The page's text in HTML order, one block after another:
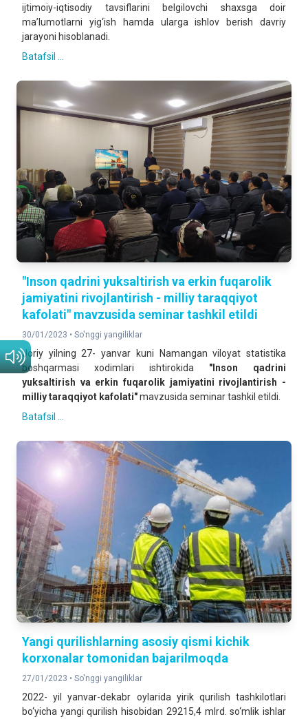
ijtimoiy-iqtisodiy tavsiflarini belgilovchi shaxsga doir
ma’lumotlarni yig‘ish hamda ularga ishlov berish davriy
jarayoni hisoblanadi.
Batafsil ...
"Inson qadrini yuksaltirish va erkin fuqarolik
jamiyatini rivojlantirish - milliy taraqqiyot
kafolati" mavzusida seminar tashkil etildi
30/01/2023 • So'nggi yangiliklar
Joriy yilning 27- yanvar kuni Namangan viloyat statistika
boshqarmasi xodimlari ishtirokida "Inson qadrini
yuksaltirish va erkin fuqarolik jamiyatini rivojlantirish -
milliy taraqqiyot kafolati"mavzusida seminar tashkil etildi.
Batafsil ...
Yangi qurilishlarning asosiy qismi kichik
korxonalar tomonidan bajarilmoqda
27/01/2023 • So'nggi yangiliklar
2022- yil yanvar-dekabr oylarida yirik qurilish tashkilotlari
bo‘yicha yangi qurilish hisobidan 29215,4 mlrd. so‘mlik ishlar